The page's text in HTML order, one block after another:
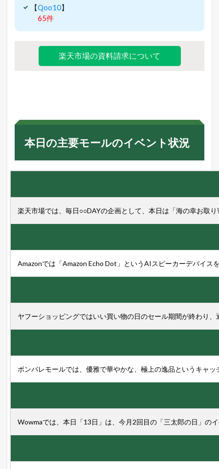
【Qoo10】
65件
楽天市場の資料請求について
本日の主要モールのイベント状況
楽天市場では、毎日○○DAYの企画として、本日は「海の幸お取
Amazonでは「Amazon Echo Dot」というAIスピーカーデバイ
ヤフーショッピングではいい買い物の日のセール期間が終わり
ポンパレモールでは、優雅で華やかな、極上の逸品というキャ
Wowmaでは、本日「13日」は、今月2回目の「三太郎の日」の